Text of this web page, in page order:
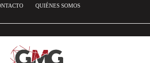
QUIÉNES SOMOS